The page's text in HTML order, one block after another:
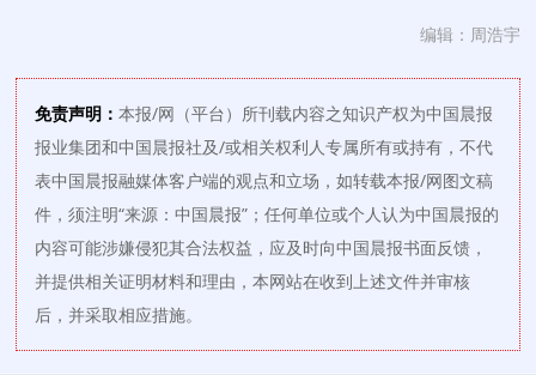
编辑：周浩宇
免责声明：本报/网（平台）所刊载内容之知识产权为中国晨报
报业集团和中国晨报社及/或相关权利人专属所有或持有，不代
表中国晨报融媒体客户端的观点和立场，如转载本报/网图文稿
件，须注明“来源：中国晨报”；任何单位或个人认为中国晨报的
内容可能涉嫌侵犯其合法权益，应及时向中国晨报书面反馈，
并提供相关证明材料和理由，本网站在收到上述文件并审核
后，并采取相应措施。